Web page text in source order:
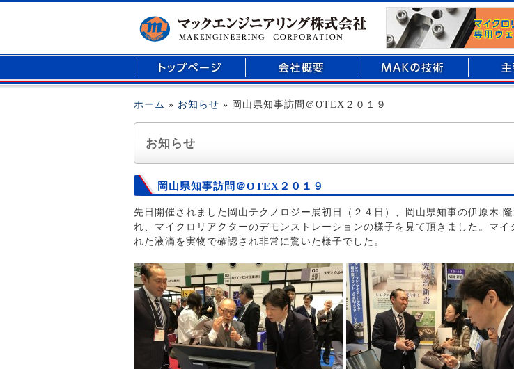
マイクロリアクター、医療用部品の開発、精密部品加工のことなら倉敷市玉島にあるマックエンジニ
ホーム » お知らせ » 岡山県知事訪問＠OTEX２０１９
お知らせ
岡山県知事訪問＠OTEX２０１９
先日開催されました岡山テクノロジー展初日（２４日）、岡山県知事の伊原木
れ、マイクロリアクターのデモンストレーションの様子を見て頂きました。マイ
れた液滴を実物で確認され非常に驚いた様子でした。